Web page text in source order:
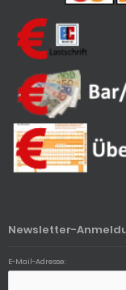
Newsletter-
E-Mail-Adresse: